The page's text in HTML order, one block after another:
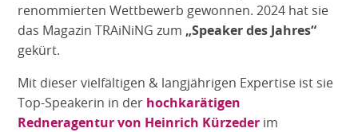
renommierten Wettbewerb gewonnen. 2024 hat sie
das Magazin TRAiNiNG zum „Speaker des Jahres“
gekürt.
Mit dieser vielfältigen & langjährigen Expertise ist sie
Top-Speakerin in der hochkarätigen
Redneragentur von Heinrich Kürzeder im